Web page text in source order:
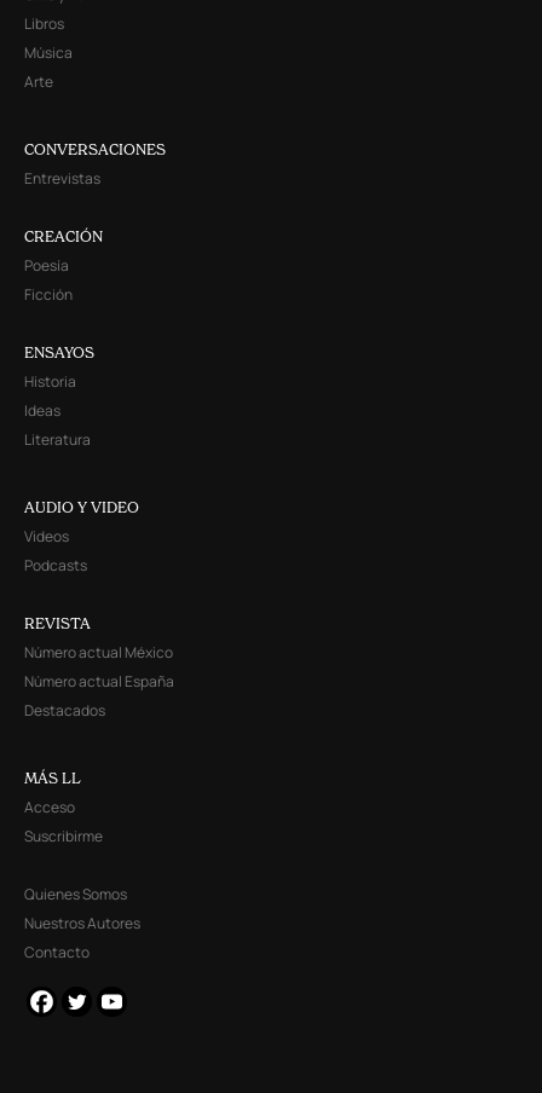
Libros
Música
Arte
CONVERSACIONES
Entrevistas
CREACIÓN
Poesía
Ficción
ENSAYOS
Historia
Ideas
Literatura
AUDIO Y VIDEO
Videos
Podcasts
REVISTA
Número actual México
Número actual España
Destacados
MÁS LL
Acceso
Suscribirme
Quienes Somos
Nuestros Autores
Contacto